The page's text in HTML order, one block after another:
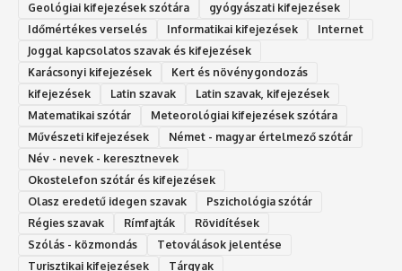
Geológiai kifejezések szótára
gyógyászati kifejezések
Időmértékes verselés
Informatikai kifejezések
Internet
Joggal kapcsolatos szavak és kifejezések
Karácsonyi kifejezések
Kert és növénygondozás
kifejezések
Latin szavak
Latin szavak, kifejezések
Matematikai szótár
Meteorológiai kifejezések szótára
Művészeti kifejezések
Német - magyar értelmező szótár
Név - nevek - keresztnevek
Okostelefon szótár és kifejezések
Olasz eredetű idegen szavak
Ps‮gólohciz‬ia s‮átóz‬r
Régies szavak
Rímfajták
Rövidítések
Szólás - közmondás
Tetoválások jelentése
Turisztikai kifejezések
Tárgyak